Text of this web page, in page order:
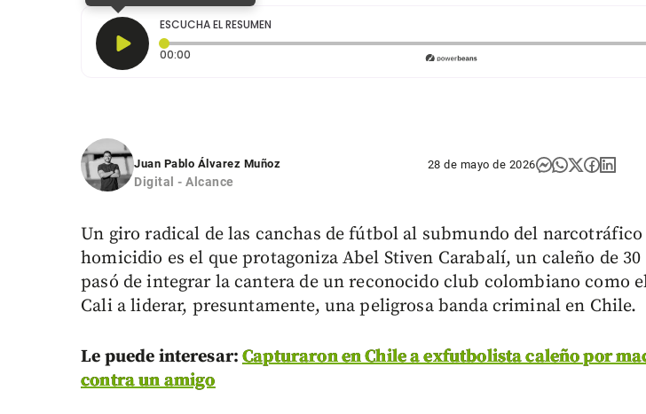
ESCUCHA EL RESUMEN
00:00
Juan Pablo Álvarez Muñoz
Digital - Alcance
28 de mayo de 2026
Un giro radical de las canchas de fútbol al submundo del
homicidio es el que protagoniza Abel Stiven Carabalí, un caleño de 30
pasó de integrar la cantera de un reconocido club colombiano como
Cali a liderar, presuntamente, una peligrosa banda criminal en Chile.
Le puede interesar:Capturaron en Chile a exfutbolista caleño por
contra un amigo